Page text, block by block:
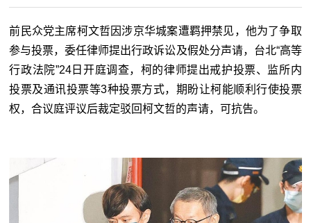
前民众党主席柯文哲因涉京华城案遭羁押禁见，他为了争取
参与投票，委任律师提出行政诉讼及假处分声请，台北“高等
行政法院”24日开庭调查，柯的律师提出戒护投票、监所内
投票及通讯投票等3种投票方式，期盼让柯能顺利行使投票
权，合议庭评议后裁定驳回柯文哲的声请，可抗告。